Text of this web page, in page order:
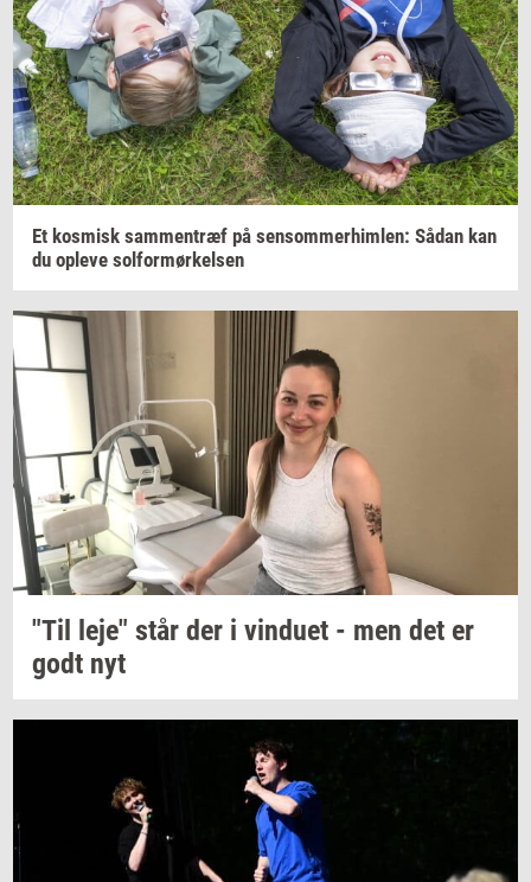
Et kos­misk sam­men­træf på sen­som­mer­him­len: Sådan kan
du op­le­ve sol­for­mør­kel­sen
"Til leje" står der i vin­du­et - men det er
godt nyt